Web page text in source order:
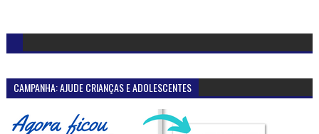
CAMPANHA: AJUDE CRIANÇAS E ADOLESCENTES